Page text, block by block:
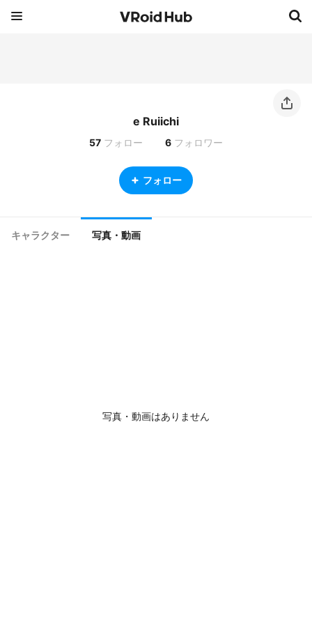
e Ruiichi
57 フォロー 6 フォロワー
フォロー
キャラクター 写真・動画
写真・動画はありません